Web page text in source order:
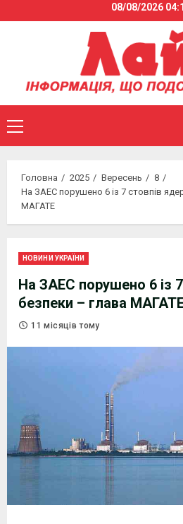
to
08/08/2026
Primary
Menu
Головна 2025 Вересень
8
На ЗАЕС порушено 6 із 7 стовпів
МАГАТЕ
НОВИНИ УКРАЇНИ
На ЗАЕС порушено 6 із
безпеки – глава
11 місяців тому